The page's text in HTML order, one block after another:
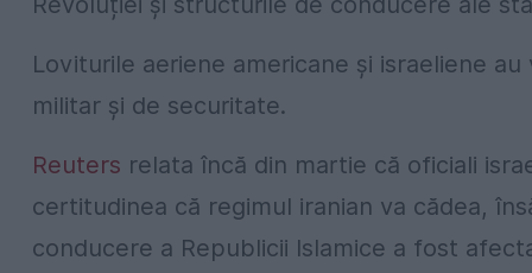
Loviturile aeriene americane și israeliene
militar și de securitate.
Reuters relata încă din martie că oficiali
certitudinea că regimul iranian va cădea,
conducere a Republicii Islamice a fost